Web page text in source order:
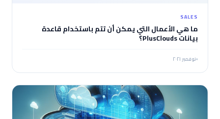
SALES
ما هي الأعمال التي يمكن أن تتم باستخدام قاعدة
بيانات PlusClouds؟
نوفمبر ٢٠٢١